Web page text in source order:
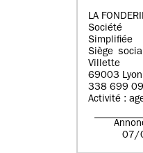
LA
Société
Simplifiée
Siège
Villette
69003 Lyon
338 699
Activité :
07/